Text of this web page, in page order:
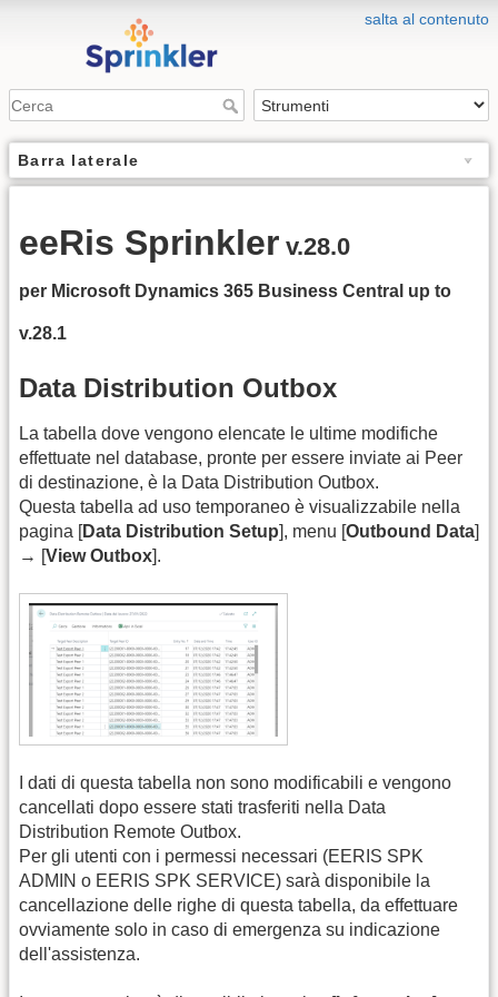
salta al contenuto
Barra laterale
eeRis Sprinkler v.28.0
per Microsoft Dynamics 365 Business Central up to
v.28.1
Data Distribution Outbox
La tabella dove vengono elencate le ultime modifiche
effettuate nel database, pronte per essere inviate ai Peer
di destinazione, è la Data Distribution Outbox.
Questa tabella ad uso temporaneo è visualizzabile nella
pagina [Data Distribution Setup], menu [Outbound Data]
→ [View Outbox].
I dati di questa tabella non sono modificabili e vengono
cancellati dopo essere stati trasferiti nella Data
Distribution Remote Outbox.
Per gli utenti con i permessi necessari (EERIS SPK
ADMIN o EERIS SPK SERVICE) sarà disponibile la
cancellazione delle righe di questa tabella, da effettuare
ovviamente solo in caso di emergenza su indicazione
dell'assistenza.